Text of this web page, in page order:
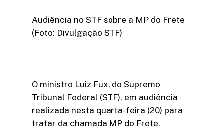
Audiência no STF sobre a MP do Frete
(Foto: Divulgação STF)
O ministro Luiz Fux, do Supremo
Tribunal Federal (STF), em audiência
realizada nesta quarta-feira (20) para
tratar da chamada MP do Frete,